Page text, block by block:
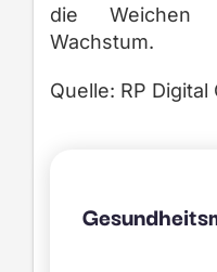
die Weichen
Wachstum.
Quelle: RP Digital